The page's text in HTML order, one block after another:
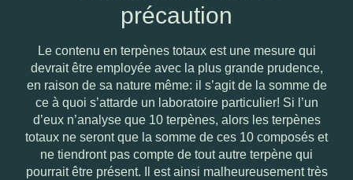
précaution
Le contenu en terpènes totaux est une mesure qui
devrait être employée avec la plus grande prudence,
en raison de sa nature même: il s’agit de la somme de
ce à quoi s’attarde un laboratoire particulier! Si l’un
d’eux n’analyse que 10 terpènes, alors les terpènes
totaux ne seront que la somme de ces 10 composés et
ne tiendront pas compte de tout autre terpène qui
pourrait être présent. Il est ainsi malheureusement très